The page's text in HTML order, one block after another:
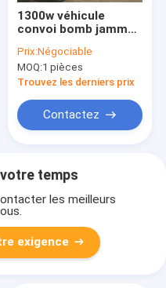
1300w véhicule
convoi bomb jammer
canaux
Prix:Négociable
MOQ:1 pièces
Trouvez les derniers prix
Contactez
temps
les meilleurs
exigence